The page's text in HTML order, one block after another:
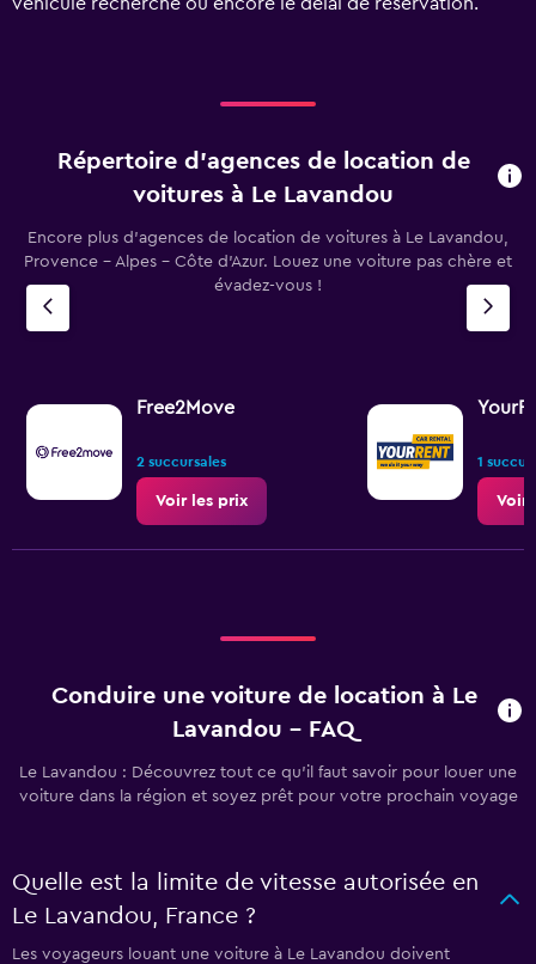
Range:
Répertoire d’agences de location de
voitures à Le Lavandou
Encore plus d’agences de location de voitures à Le Lavandou,
Provence - Alpes - Côte d'Azur. Louez une voiture pas chère et
évadez-vous !
Free2Move
2 succursales
Voir les prix
1
Voir
Conduire une voiture de location à Le
Lavandou - FAQ
Le Lavandou : Découvrez tout ce qu’il faut savoir pour louer une
voiture dans la région et soyez prêt pour votre prochain voyage
Quelle est la limite de vitesse autorisée en
Le Lavandou, France ?
Les voyageurs louant une voiture à Le Lavandou doivent